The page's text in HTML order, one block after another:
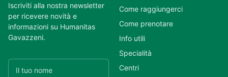
Iscriviti alla nostra newsletter
per ricevere novità e
informazioni su Humanitas
Gavazzeni.
Come raggiungerci
Come prenotare
Info utili
Specialità
Centri